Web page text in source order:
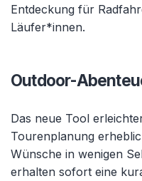
Entdeckung für
Läufer*innen.
Outdoor-
Das neue Tool
Tourenplanung
Wünsche in wenigen
erhalten sofort eine